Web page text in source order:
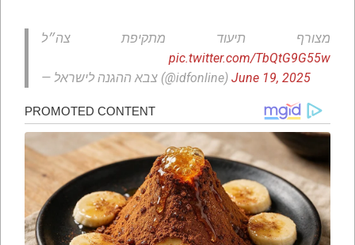
מצורף תיעוד מתקיפת צה״ל
pic.twitter.com/TbQtG9G55w
— צבא ההגנה לישראל (@idfonline) June 19, 2025